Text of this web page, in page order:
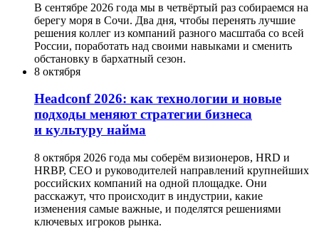
В сентябре 2026 года мы в четвёртый раз собираемся на
берегу моря в Сочи. Два дня, чтобы перенять лучшие
решения коллег из компаний разного масштаба со всей
России, поработать над своими навыками и сменить
обстановку в бархатный сезон.
8 октября
Headсonf 2026: как технологии и новые
подходы меняют стратегии бизнеса
и культуру найма
8 октября 2026 года мы соберём визионеров, HRD и
HRBP, СЕО и руководителей направлений крупнейших
российских компаний на одной площадке. Они
расскажут, что происходит в индустрии, какие
изменения самые важные, и поделятся решениями
ключевых игроков рынка.